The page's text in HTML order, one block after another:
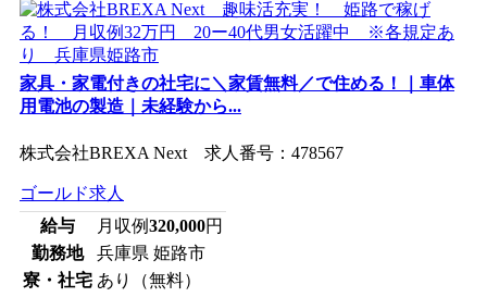
家具・家電付きの社宅に＼家賃無料／で住める！｜車体
用電池の製造｜未経験から...
株式会社BREXA Next 求人番号：478567
ゴールド求人
給与
月収例320,000円
勤務地
兵庫県 姫路市
寮・社宅 あり（無料）